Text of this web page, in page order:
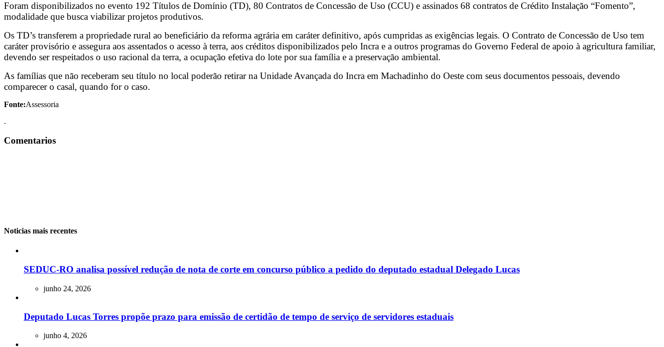
Foram disponibilizados no evento 192 Títulos de Domínio (TD), 80 Contratos de Concessão de Uso (CCU) e assinados 68 contratos de Crédito Instalação “Fomento”,
modalidade que busca viabilizar projetos produtivos.
Os TD’s transferem a propriedade rural ao beneficiário da reforma agrária em caráter definitivo, após cumpridas as exigências legais. O Contrato de Concessão de Uso tem
caráter provisório e assegura aos assentados o acesso à terra, aos créditos disponibilizados pelo Incra e a outros programas do Governo Federal de apoio à agricultura familiar,
devendo ser respeitados o uso racional da terra, a ocupação efetiva do lote por sua família e a preservação ambiental.
As famílias que não receberam seu título no local poderão retirar na Unidade Avançada do Incra em Machadinho do Oeste com seus documentos pessoais, devendo
comparecer o casal, quando for o caso.
Fonte:Assessoria
.
Comentarios
Noticias mais recentes
SEDUC-RO analisa possível redução de nota de corte em concurso público a pedido do deputado estadual Delegado Lucas
junho 24, 2026
Deputado Lucas Torres propõe prazo para emissão de certidão de tempo de serviço de servidores estaduais
junho 4, 2026